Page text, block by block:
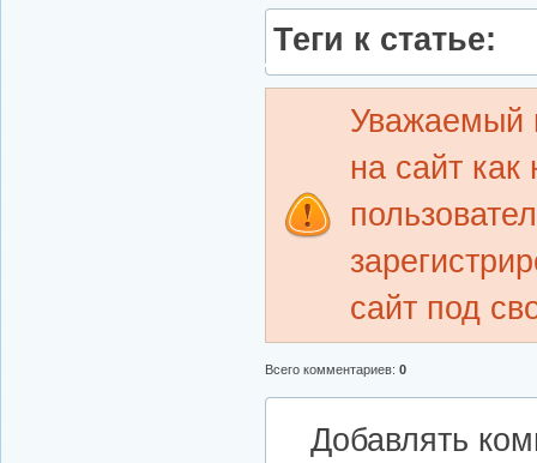
Теги к статье:
Уважаемый
на сайт как
сайт под
Всего комментариев: 0
Добавлять